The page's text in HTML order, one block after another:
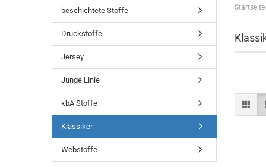
Startseite
beschichtete Stoffe
Druckstoffe
Jersey
Junge Linie
kbA Stoffe
Klassiker
Webstoffe